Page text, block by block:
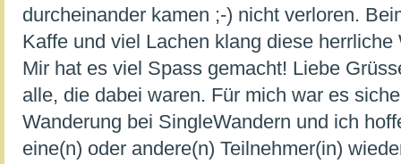
durcheinander kamen ;-) nicht verloren.
Kaffe und viel Lachen klang diese herrliche
Mir hat es viel Spass gemacht! Liebe
alle, die dabei waren. Für mich war es
Wanderung bei SingleWandern und ich
eine(n) oder andere(n) Teilnehmer(in)